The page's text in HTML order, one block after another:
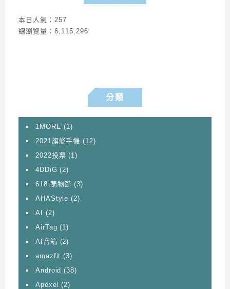
本日人氣：257
總瀏覽量：6,115,296
分類
1MORE (1)
2021旗艦手機 (12)
2022投票 (1)
4DDiG (2)
618 購物節 (3)
AHAStyle (2)
AI (2)
AirTag (1)
AI音箱 (2)
amazfit (3)
Android (38)
Apexel (2)